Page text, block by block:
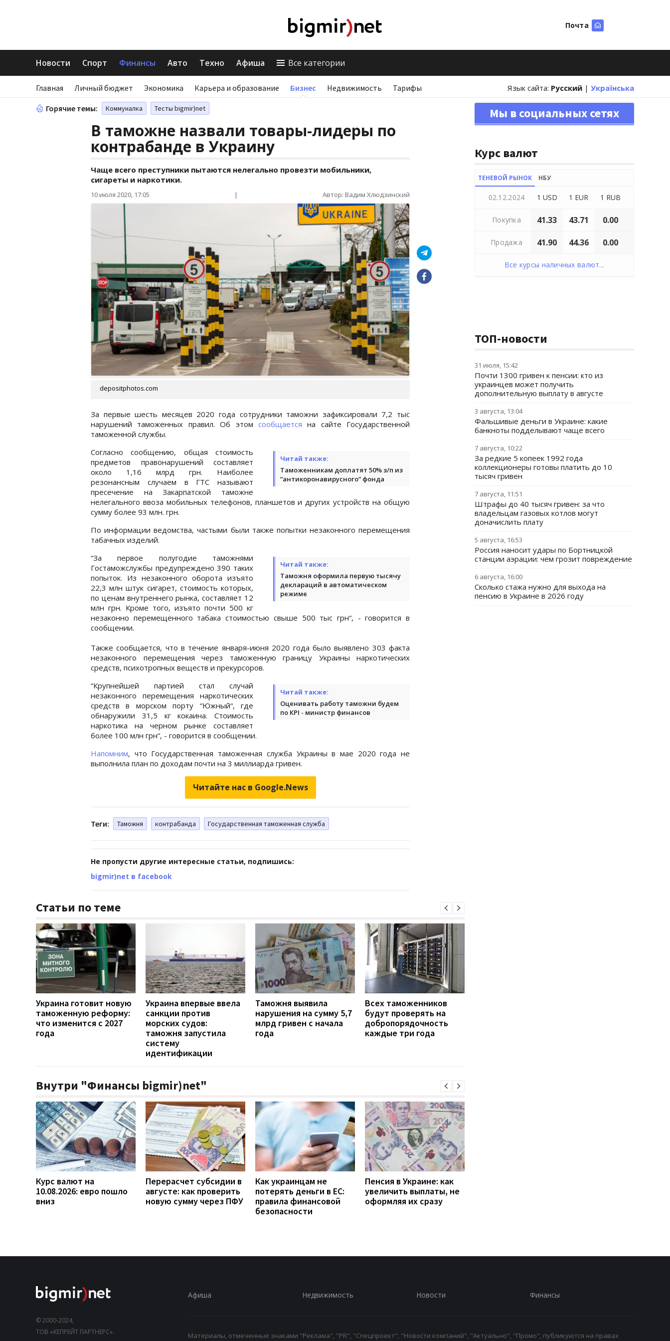
Почта
Новости Спорт Финансы Авто Техно Афиша Все категории
Главная Личный бюджет Экономика Карьера и образование Бизнес Недвижимость Тарифы Язык сайта: Русский | Українська
Горячие темы: Коммуналка Тесты bigmir)net
В таможне назвали товары-лидеры по
контрабанде в Украину
Чаще всего преступники пытаются нелегально провезти мобильники,
сигареты и наркотики.
10 июля 2020, 17:05 | Автор: Вадим Хлюдзинский
depositphotos.com
За первые шесть месяцев 2020 года сотрудники таможни зафиксировали 7,2 тыс
нарушений таможенных правил. Об этом сообщается на сайте Государственной
таможенной службы.
Читай также:
Таможенникам доплатят 50% з/п из
“антикоронавирусного“ фонда
Согласно сообщению, общая стоимость
предметов правонарушений составляет
около 1,16 млрд грн. Наиболее
резонансным случаем в ГТС называют
пресечение на Закарпатской таможне
нелегального ввоза мобильных телефонов, планшетов и других устройств на общую
сумму более 93 млн. грн.
По информации ведомства, частыми были также попытки незаконного перемещения
табачных изделий.
Читай также:
Таможня оформила первую тысячу
деклараций в автоматическом
режиме
“За первое полугодие таможнями
Гостаможслужбы предупреждено 390 таких
попыток. Из незаконного оборота изъято
22,3 млн штук сигарет, стоимость которых,
по ценам внутреннего рынка, составляет 12
млн грн. Кроме того, изъято почти 500 кг
незаконно перемещенного табака стоимостью свыше 500 тыс грн“, - говорится в
сообщении.
Также сообщается, что в течение января-июня 2020 года было выявлено 303 факта
незаконного перемещения через таможенную границу Украины наркотических
средств, психотропных веществ и прекурсоров.
Читай также:
Оценивать работу таможни будем
по КРІ - министр финансов
“Крупнейшей партией стал случай
незаконного перемещения наркотических
средств в морском порту “Южный“, где
обнаружили 31,5 кг кокаина. Стоимость
наркотика на черном рынке составляет
более 100 млн грн“, - говорится в сообщении.
Напомним, что Государственная таможенная служба Украины в мае 2020 года не
выполнила план по доходам почти на 3 миллиарда гривен.
Читайте нас в Google.News
Теги: Таможня контрабанда Государственная таможенная служба
Не пропусти другие интересные статьи, подпишись:
bigmir)net в facebook
Статьи по теме
Украина готовит новую
таможенную реформу:
что изменится с 2027
года
Украина впервые ввела
санкции против
морских судов:
таможня запустила
систему
идентификации
Таможня выявила
нарушения на сумму 5,7
млрд гривен с начала
года
Всех таможенников
будут проверять на
добропорядочность
каждые три года
Внутри "Финансы bigmir)net"
Курс валют на
10.08.2026: евро пошло
вниз
Перерасчет субсидии в
августе: как проверить
новую сумму через ПФУ
Как украинцам не
потерять деньги в ЕС:
правила финансовой
безопасности
Пенсия в Украине: как
увеличить выплаты, не
оформляя их сразу
Мы в социальных сетях
Курс валют
ТЕНЕВОЙ РЫНОК НБУ
02.12.2024 1 USD 1 EUR 1 RUB
Покупка 41.33 43.71 0.00
Продажа 41.90 44.36 0.00
Все курсы наличных валют...
ТОП-новости
31 июля, 15:42
Почти 1300 гривен к пенсии: кто из
украинцев может получить
дополнительную выплату в августе
3 августа, 13:04
Фальшивые деньги в Украине: какие
банкноты подделывают чаще всего
7 августа, 10:22
За редкие 5 копеек 1992 года
коллекционеры готовы платить до 10
тысяч гривен
7 августа, 11:51
Штрафы до 40 тысяч гривен: за что
владельцам газовых котлов могут
доначислить плату
5 августа, 16:53
Россия наносит удары по Бортницкой
станции аэрации: чем грозит повреждение
6 августа, 16:00
Сколько стажа нужно для выхода на
пенсию в Украине в 2026 году
© 2000-2024,
ТОВ «КЕПРЕЙТ ПАРТНЕРС».
Афиша Недвижимость Новости Финансы
Материалы, отмеченные знаками "Реклама", "PR", "Спецпроект", "Новости компаний", "Актуально", "Промо", публикуются на правах